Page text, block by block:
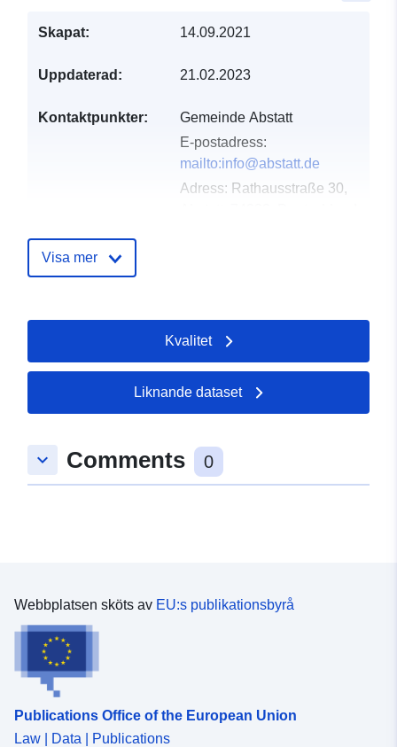
Skapat: 14.09.2021
Uppdaterad: 21.02.2023
Kontaktpunkter:
Gemeinde Abstatt
E-postadress:
mailto:info@abstatt.de
Adress: Rathausstraße 30,
February 2026
Uppdaterad på data.europa.eu:
25 July 2026
Spatial: Koordinater: [ [ 9.2903474,
49.0763394 ], [ 9.293981,
49.0731734 ], [ 9.2903474,
d236-4141-a89d-c61f58feb4ac
Visa mer
Kvalitet
Liknande dataset
keyboard_arrow_down Comments 0
Webbplatsen sköts av EU:s publikationsbyrå
Publications Office of the European Union
Law | Data | Publications